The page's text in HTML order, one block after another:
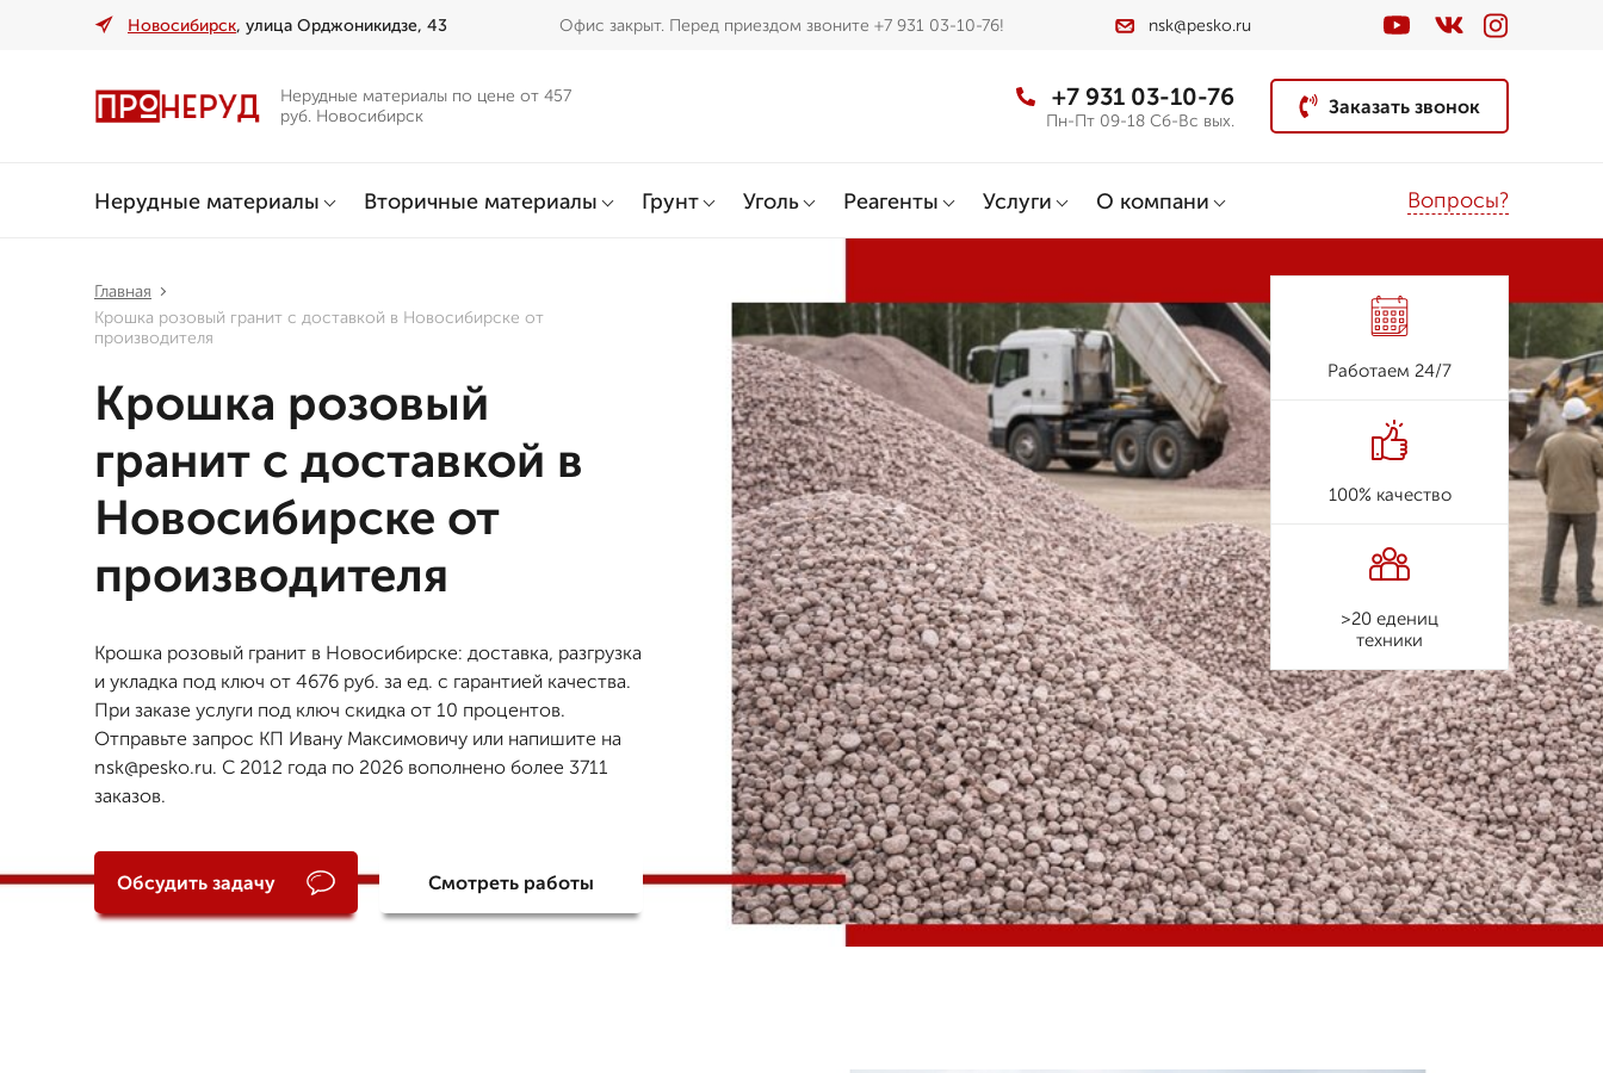
Новосибирск, улица Орджоникидзе, 43 Офис закрыт. Перед приездом звоните +7 931 03-10-76! nsk@pesko.ru
Нерудные материалы по цене от 457
руб. Новосибирск
+7 931 03-10-76
Пн-Пт 09-18 Сб-Вс вых.
Заказать звонок
Нерудные материалы Вторичные материалы Грунт Уголь Реагенты Услуги О компани Вопросы?
Главная
Крошка розовый гранит с доставкой в Новосибирске от
производителя
Крошка розовый
гранит с доставкой в
Новосибирске от
производителя
Крошка розовый гранит в Новосибирске: доставка, разгрузка
и укладка под ключ от 4676 руб. за ед. с гарантией качества.
При заказе услуги под ключ скидка от 10 процентов.
Отправьте запрос КП Ивану Максимовичу или напишите на
nsk@pesko.ru. С 2012 года по 2026 вополнено более 3711
заказов.
Обсудить задачу Смотреть работы
Работаем 24/7
100% качество
>20 едениц
техники